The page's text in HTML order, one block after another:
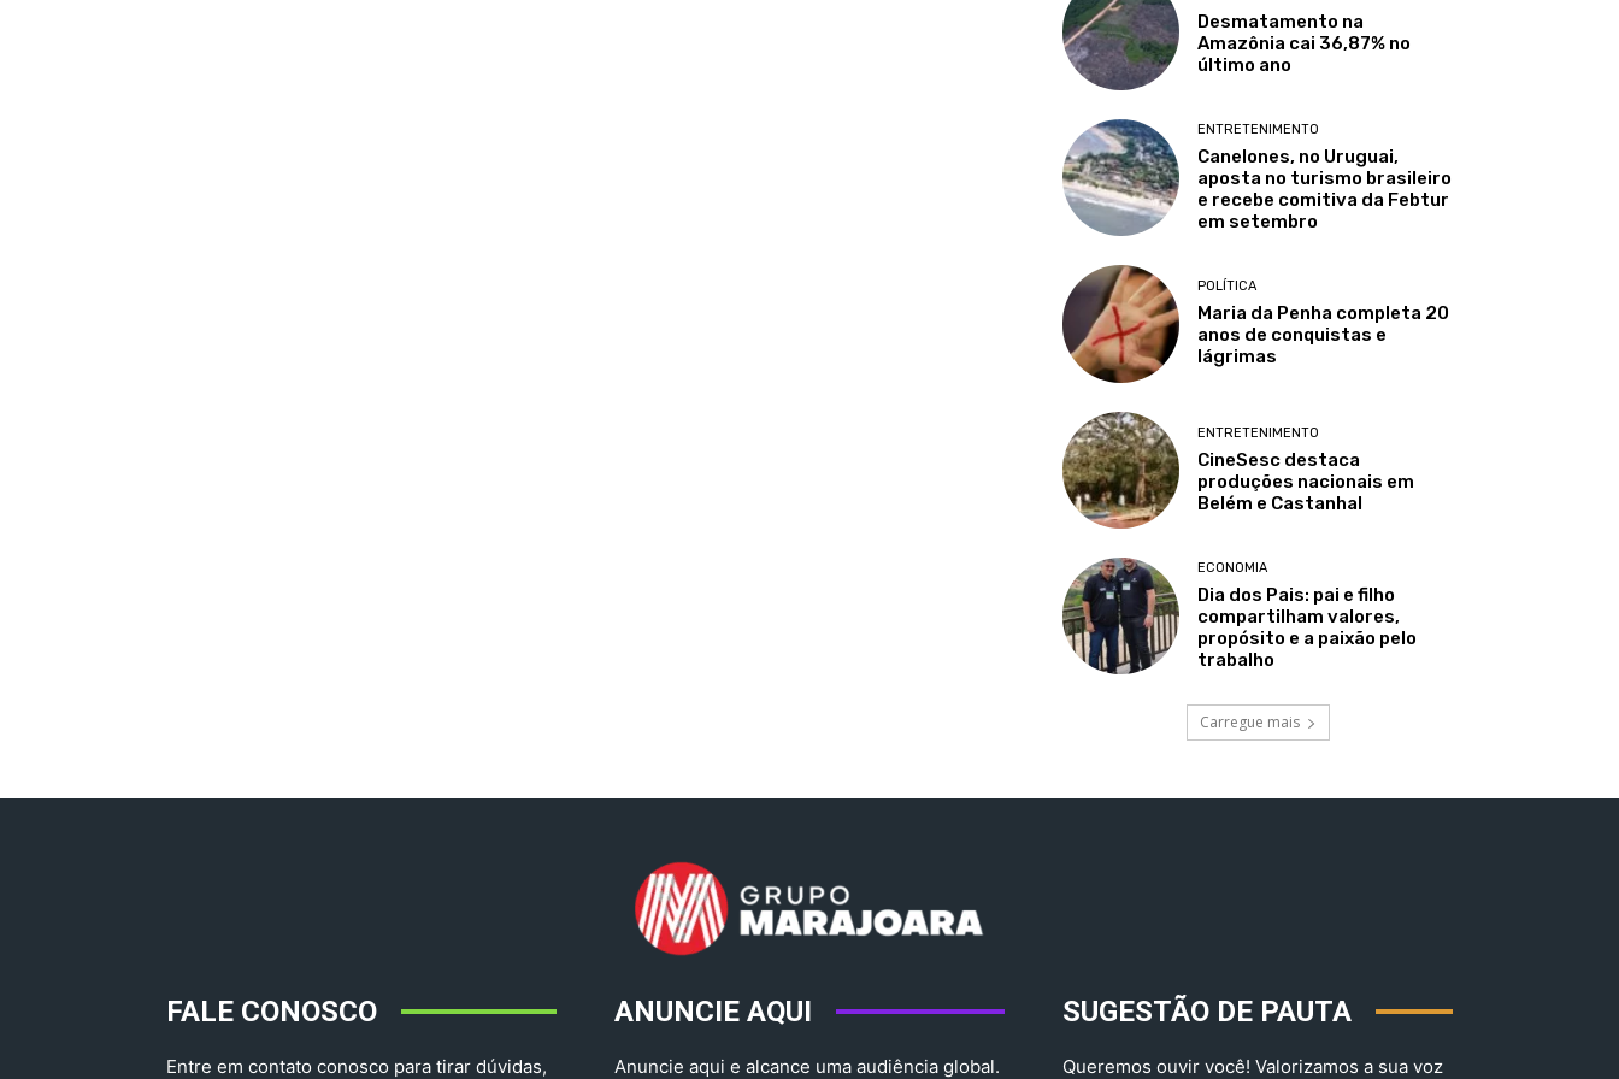
Desmatamento na
Amazônia cai 36,87% no
último ano
ENTRETENIMENTO
Canelones, no Uruguai,
aposta no turismo brasileiro
e recebe comitiva da Febtur
em setembro
POLÍTICA
Maria da Penha completa 20
anos de conquistas e
lágrimas
ENTRETENIMENTO
CineSesc destaca
produções nacionais em
Belém e Castanhal
ECONOMIA
Dia dos Pais: pai e filho
compartilham valores,
propósito e a paixão pelo
trabalho
Carregue mais
FALE CONOSCO
Entre em contato conosco para tirar dúvidas,
ANUNCIE AQUI
Anuncie aqui e alcance uma audiência global.
SUGESTÃO DE PAUTA
Queremos ouvir você! Valorizamos a sua voz